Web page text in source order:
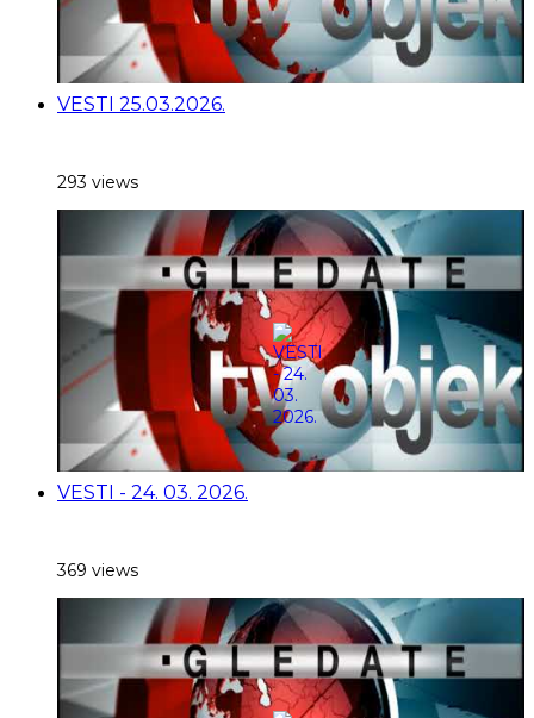
VESTI 25.03.2026.
293 views
VESTI - 24. 03. 2026.
369 views